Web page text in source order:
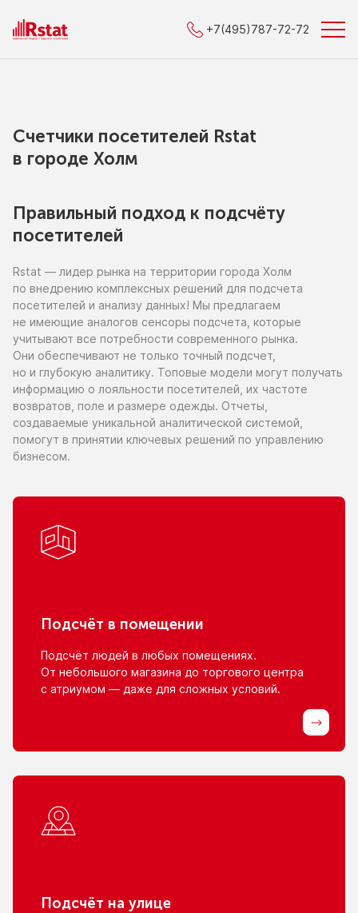
+7(495)787-72-72
Счетчики посетителей Rstat
в городe Холм
Правильный подход к подсчёту
посетителей
Rstat — лидер рынка на территории города Холм
по внедрению комплексных решений для подсчета
посетителей и анализу данных! Мы предлагаем
не имеющие аналогов сенсоры подсчета, которые
учитывают все потребности современного рынка.
Они обеспечивают не только точный подсчет,
но и глубокую аналитику. Топовые модели могут получать
информацию о лояльности посетителей, их частоте
возвратов, поле и размере одежды. Отчеты,
создаваемые уникальной аналитической системой,
помогут в принятии ключевых решений по управлению
бизнесом.
Подсчёт в помещении
Подсчёт людей в любых помещениях.
От небольшого магазина до торгового центра
с атриумом — даже для сложных условий.
Подсчёт на улице